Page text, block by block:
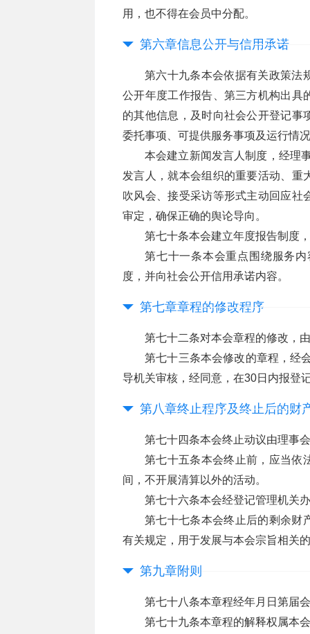
用，也不得在会员中分配。
第六章信息公开与信用承诺
第六十九条本会依据有关政策法
公开年度工作报告、第三方机构出具
的其他信息，及时向社会公开登记事
委托事项、可提供服务事项及运行情
本会建立新闻发言人制度，经理
发言人，就本会组织的重要活动、重
吹风会、接受采访等形式主动回应社
审定，确保正确的舆论导向。
第七十条本会建立年度报告制度
第七十一条本会重点围绕服务
度，并向社会公开信用承诺内容。
第七章章程的修改程序
第七十二条对本会章程的修改，
第七十三条本会修改的章程，经
导机关审核，经同意，在30日内报登
第八章终止程序及终止后的财
第七十四条本会终止动议由理事
第七十五条本会终止前，应当依
间，不开展清算以外的活动。
第七十六条本会经登记管理机关
第七十七条本会终止后的剩余财
有关规定，用于发展与本会宗旨相关
第九章附则
第七十八条本章程经年月日第届
第七十九条本章程的解释权属本